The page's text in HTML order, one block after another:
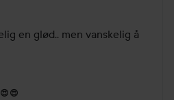
en glød.. men vanskelig å